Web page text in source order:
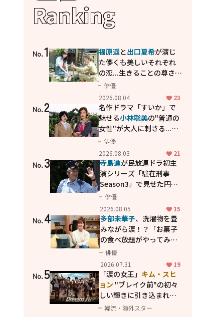
Ranking
No.1 福原遥と出口夏希が演じ
た儚くも美しいそれぞれ
の恋...生きることの尊さを
教えてくれた映画「あの
花が咲く丘で、君とまた出
会えたら。」
俳優
2026.08.04
23
No.2
名作ドラマ「すいか」で
魅せる小林聡美の"普通の
女性"が大人に刺さる...映
画「かもめ食堂」にも通
じる静かな芝居
俳優
2026.08.03
21
No.3 寺島進が民放連ドラ初主
演シリーズ「駐在刑事
Season3」で見せた円熟
の演技
俳優
2026.08.05
15
No.4 多部未華子、洗濯物を畳
みながら涙！？「お菓子
の食べ放題がやってみた
い」ハンディファン4台の
暑さ対策も明かす
俳優
2026.07.31
19
No.5 「涙の女王」 キム・スヒ
ョン "ブレイク前"の初々
しい輝きに引き込まれ
る...2PM テギョン
韓流・海外スター